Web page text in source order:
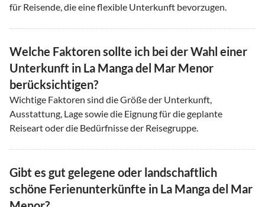
für Reisende, die eine flexible Unterkunft bevorzugen.
Welche Faktoren sollte ich bei der Wahl einer
Unterkunft in La Manga del Mar Menor
berücksichtigen?
Wichtige Faktoren sind die Größe der Unterkunft,
Ausstattung, Lage sowie die Eignung für die geplante
Reiseart oder die Bedürfnisse der Reisegruppe.
Gibt es gut gelegene oder landschaftlich
schöne Ferienunterkünfte in La Manga del Mar